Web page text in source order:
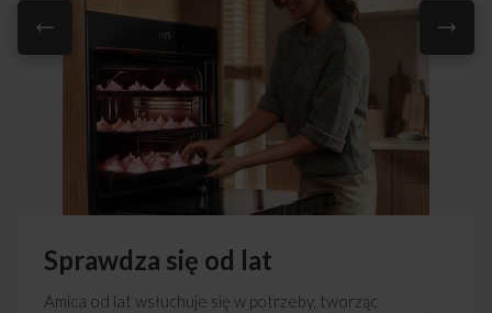
Sprawdza się od lat
Amica od lat wsłuchuje się w potrzeby, tworząc